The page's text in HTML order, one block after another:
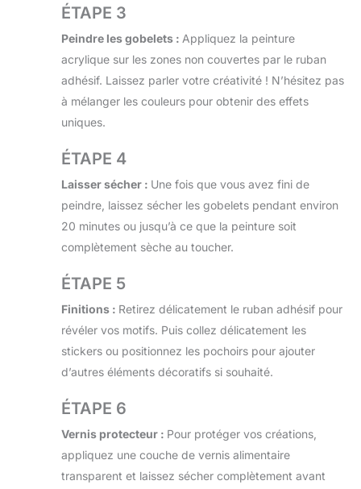
ÉTAPE 3
Peindre les gobelets : Appliquez la peinture
acrylique sur les zones non couvertes par le ruban
adhésif. Laissez parler votre créativité ! N’hésitez pas
à mélanger les couleurs pour obtenir des effets
uniques.
ÉTAPE 4
Laisser sécher : Une fois que vous avez fini de
peindre, laissez sécher les gobelets pendant environ
20 minutes ou jusqu’à ce que la peinture soit
complètement sèche au toucher.
ÉTAPE 5
Finitions : Retirez délicatement le ruban adhésif pour
révéler vos motifs. Puis collez délicatement les
stickers ou positionnez les pochoirs pour ajouter
d’autres éléments décoratifs si souhaité.
ÉTAPE 6
Vernis protecteur : Pour protéger vos créations,
appliquez une couche de vernis alimentaire
transparent et laissez sécher complètement avant